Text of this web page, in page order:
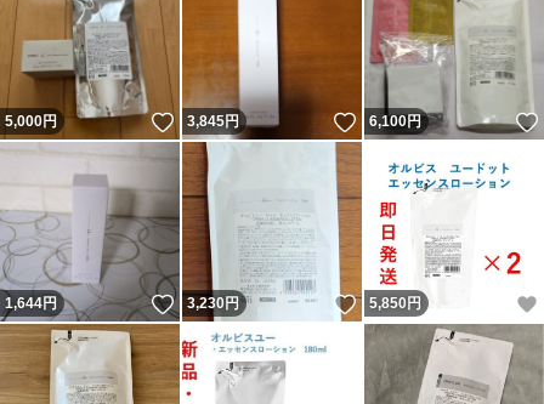
5,000円 いいね！
3,845円 いいね！
6,100円
1,644円 いいね！
3,230円 いいね！
5,850 円